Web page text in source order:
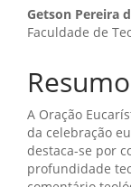
do
artigo
Getson Pereira
Faculdade de
Resumo
A Oração
da celebração
destaca-se por
profundidade